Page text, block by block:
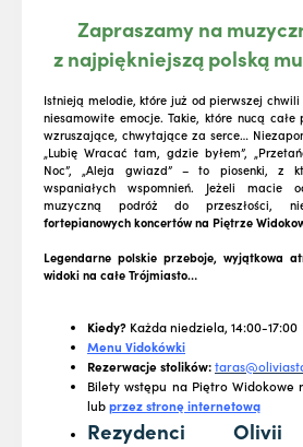
Zapraszamy na
z najpiękniejszą polską
Istnieją melodie, które już od pierwszej
niesamowite emocje. Takie, które nucą całe
wzruszające, chwytające za serce…
„Lubię Wracać tam, gdzie byłem”,
Noc”, „Aleja gwiazd” – to piosenki, z
wspaniałych wspomnień. Jeżeli macie
muzyczną podróż do przeszłości,
fortepianowych koncertów na Piętrze
Legendarne polskie przeboje, wyjątkowa
widoki na całe Trójmiasto…
Kiedy? Każda niedziela, 14:00-17:00
Menu Vidokówki
Rezerwacje stolików:
Bilety wstępu na Piętro Widokowe
lubprzez stronę internetową
Rezydenci Olivii